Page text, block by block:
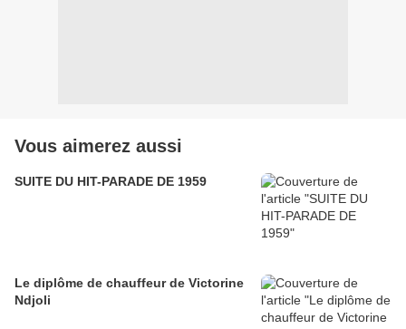
Vous aimerez aussi
SUITE DU HIT-PARADE DE 1959
Le diplôme de chauffeur de Victorine
Ndjoli